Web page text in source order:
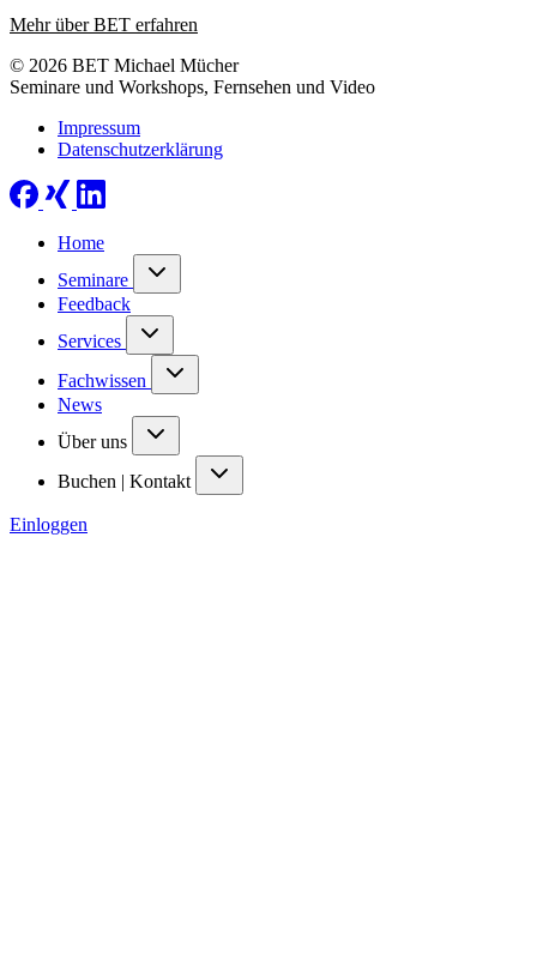
Mehr über BET erfahren
© 2026 BET Michael Mücher
Seminare und Workshops, Fernsehen und Video
Impressum
Datenschutzerklärung
Home
Seminare
Feedback
Services
Fachwissen
News
Über uns
Buchen | Kontakt
Einloggen